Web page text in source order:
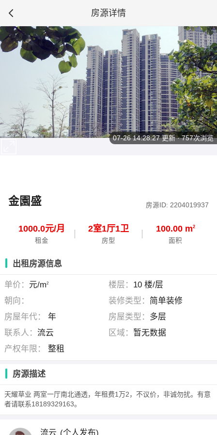
房源详情
金園盛 房源ID: 2204019937
1000.0元/月
租金
2室1厅1卫
房型
100.00 m2
面积
07-26 14:28:27更新 · 757次浏览
出租房源信息
单价： 元/m2 楼层： 10 楼/层
朝向：
装修类型： 简单装修
房屋年代：
年 房屋类型： 多层
联系人： 流云 区域： 暂无数据
产权年限：
整租
房源描述
天耀草业 两室一厅南北通透，年租费1万2，不议价，非诚勿扰。有意
者请联系18189329163。
流云 (个人发布)